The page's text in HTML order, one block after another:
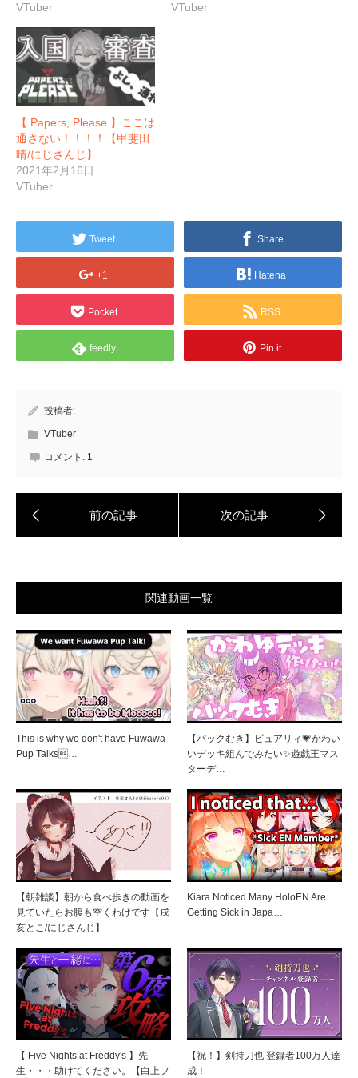
VTuber VTuber
【 Papers, Please 】ここは
通さない！！！！【甲斐田
晴/にじさんじ】
2021年2月16日
VTuber
Tweet Share
+1 Hatena
Pocket RSS
feedly Pin it
投稿者:
VTuber
コメント: 1
関連動画一覧
This is why we don't have Fuwawa
Pup Talks…
【パックむき】ピュアリィ💗かわい
いデッキ組んでみたい✨遊戯王マス
ターデ…
【朝雑談】朝から食べ歩きの動画を
見ていたらお腹も空くわけです【戌
亥とこ/にじさんじ】
Kiara Noticed Many HoloEN Are
Getting Sick in Japa…
【 Five Nights at Freddy's 】先
生・・・助けてください。【白上フ
【祝！】剣持刀也 登録者100万人達
成！